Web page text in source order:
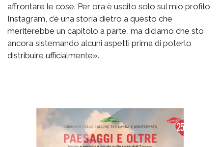
affrontare le cose. Per ora è uscito solo sul mio profilo
Instagram, c’è una storia dietro a questo che
meriterebbe un capitolo a parte, ma diciamo che sto
ancora sistemando alcuni aspetti prima di poterlo
distribuire ufficialmente».